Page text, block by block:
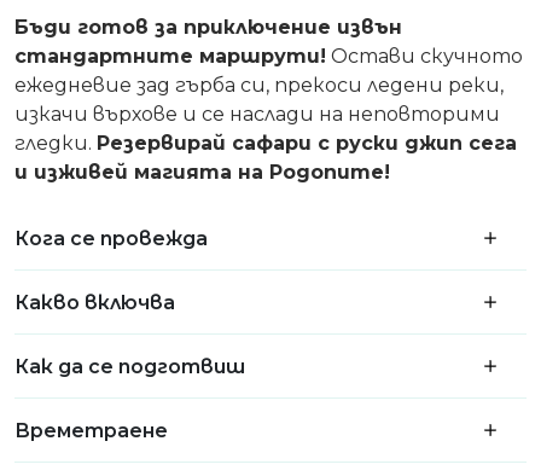
Бъди готов за приключение извън
стандартните маршрути! Остави скучното
ежедневие зад гърба си, прекоси ледени реки,
изкачи върхове и се наслади на неповторими
гледки. Резервирай сафари с руски джип сега
и изживей магията на Родопите!
Кога се провежда
Какво включва
Как да се подготвиш
Времетраене